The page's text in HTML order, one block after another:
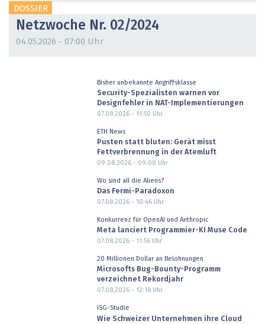
DOSSIER
Netzwoche Nr. 02/2024
04.05.2026 - 07:00 Uhr
Bisher unbekannte Angriffsklasse
Security-Spezialisten warnen vor
Designfehler in NAT-Implementierungen
07.08.2026 - 11:50 Uhr
ETH News
Pusten statt bluten: Gerät misst
Fettverbrennung in der Atemluft
09.08.2026 - 09:00 Uhr
Wo sind all die Aliens?
Das Fermi-Paradoxon
07.08.2026 - 10:46Uhr
Konkurrenz für OpenAI und Anthropic
Meta lanciert Programmier-KI Muse Code
07.08.2026 - 11:56Uhr
20 Millionen Dollar an Belohnungen
Microsofts Bug-Bounty-Programm
verzeichnet Rekordjahr
07.08.2026 - 12:18Uhr
ISG-Studie
Wie Schweizer Unternehmen ihre Cloud